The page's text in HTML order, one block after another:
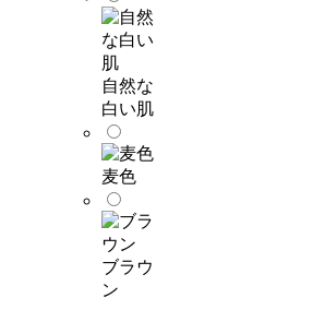
自然な
白い肌
麦色
ブラウ
ン